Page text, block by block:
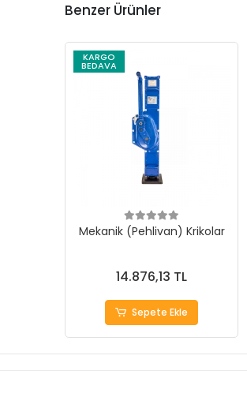
Benzer Ürünler
KARGO
BEDAVA
Mekanik (Pehlivan) Krikolar
14.876,13 TL
Sepete Ekle